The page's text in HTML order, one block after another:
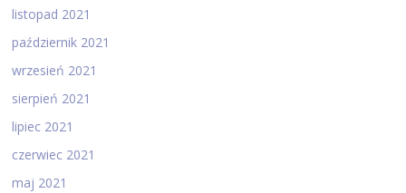
listopad 2021
październik 2021
wrzesień 2021
sierpień 2021
lipiec 2021
czerwiec 2021
maj 2021